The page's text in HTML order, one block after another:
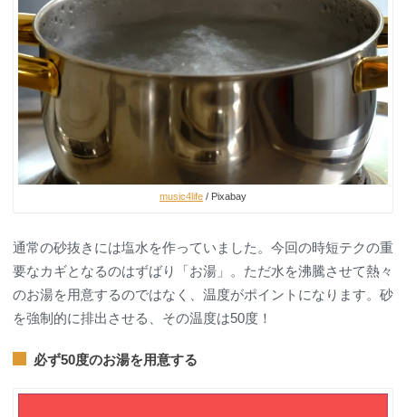
music4life / Pixabay
通常の砂抜きには塩水を作っていました。今回の時短テクの重
要なカギとなるのはずばり「お湯」。ただ水を沸騰させて熱々
のお湯を用意するのではなく、温度がポイントになります。砂
を強制的に排出させる、その温度は50度！
必ず50度のお湯を用意する